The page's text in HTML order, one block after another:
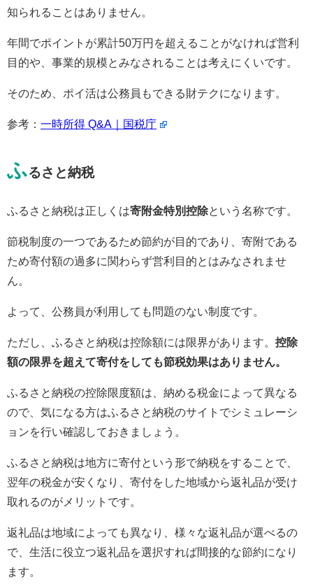
知られることはありません。
年間でポイントが累計50万円を超えることがなければ営利
目的や、事業的規模とみなされることは考えにくいです。
そのため、ポイ活は公務員もできる財テクになります。
参考： 一時所得 Q&A｜国税庁
ふるさと納税
ふるさと納税は正しくは寄附金特別控除という名称です。
節税制度の一つであるため節約が目的であり、寄附である
ため寄付額の過多に関わらず営利目的とはみなされませ
ん。
よって、公務員が利用しても問題のない制度です。
ただし、ふるさと納税は控除額には限界があります。 控除
額の限界を超えて寄付をしても節税効果はありません。
ふるさと納税の控除限度額は、納める税金によって異なる
ので、気になる方はふるさと納税のサイトでシミュレーシ
ョンを行い確認しておきましょう。
ふるさと納税は地方に寄付という形で納税をすることで、
翌年の税金が安くなり、寄付をした地域から返礼品が受け
取れるのがメリットです。
返礼品は地域によっても異なり、様々な返礼品が選べるの
で、生活に役立つ返礼品を選択すれば間接的な節約になり
ます。